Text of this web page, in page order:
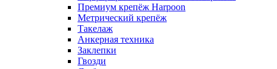
Премиум крепёж Harpoon
Метрический крепёж
Такелаж
Анкерная техника
Заклепки
Гвозди